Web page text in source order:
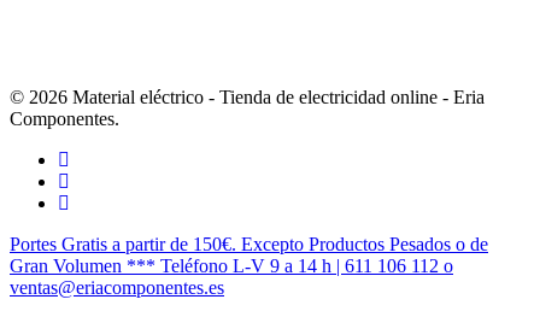
© 2026 Material eléctrico - Tienda de electricidad online - Eria
Componentes.
twitter
facebook
instagram
Cerrar
Menú
Portes Gratis a partir de 150€. Excepto Productos Pesados o de
Gran Volumen *** Teléfono L-V 9 a 14 h | 611 106 112 o
ventas@eriacomponentes.es